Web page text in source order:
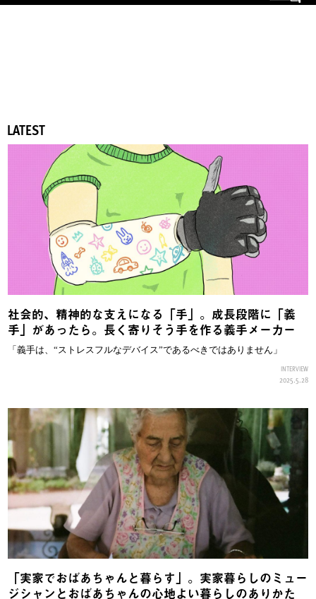
LATEST
社会的、精神的な支えになる「手」。成長段階に「義
手」があったら。長く寄りそう手を作る義手メーカー
「義手は、“ストレスフルなデバイス”であるべきではありません」
INTERVIEW
2025.5.28
「実家でおばあちゃんと暮らす」。実家暮らしのミュー
ジシャンとおばあちゃんの心地よい暮らしのありかた